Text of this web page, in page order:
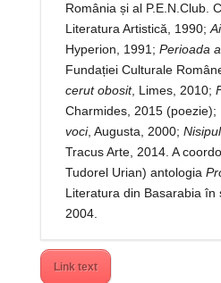
România și al P.E.N.Club.
Literatura Artistică, 1990;
Hyperion, 1991; Perioada
Fundației Culturale
cerut obosit, Limes, 2010;
Charmides, 2015 (poezie);
voci, Augusta, 2000;
Tracus Arte, 2014. A
Tudorel Urian) antologia
Literatura din Basarabia în
2004.
Link text